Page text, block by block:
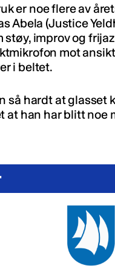
er noe flere av
Abela (Justice
improv og
mot
i beltet.
så hardt at glasset
at han har blitt noe